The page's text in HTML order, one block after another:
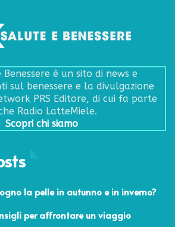
Benessere è un sito di news e
sul benessere e la divulgazione
PRS Editore, di cui fa parte
Radio LatteMiele.
Scopri chi siamo
la pelle in autunno e in inverno?
per affrontare un viaggio